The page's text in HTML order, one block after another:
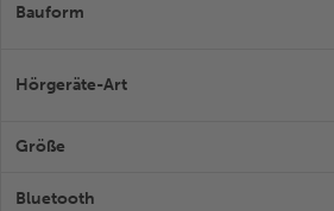
Bauform
Hörgeräte-Art
Größe
Bluetooth